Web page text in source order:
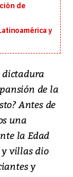
de
y
dictadura
de la
Antes de
una
la Edad
y villas dio
y